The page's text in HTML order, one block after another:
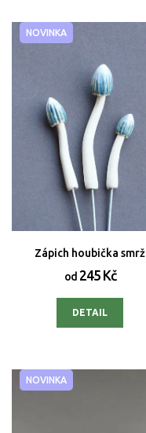
NOVINKA
Zápich houbička smrž
od245 Kč
DETAIL
NOVINKA